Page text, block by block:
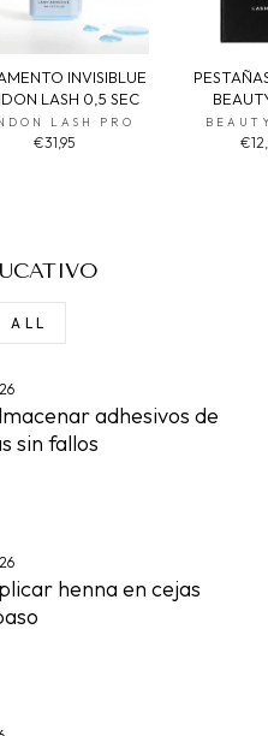
INVISIBLUE
LASH 0,5 SEC
LASH PRO
€31,95
ALL
adhesivos de
sin fallos
henna en cejas